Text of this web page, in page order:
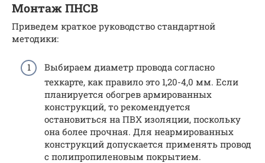
Монтаж ПНСВ
Приведем краткое руководство стандартной
методики:
Выбираем диаметр провода согласно
техкарте, как правило это 1,20-4,0 мм. Если
планируется обогрев армированных
конструкций, то рекомендуется
остановиться на ПВХ изоляции, поскольку
она более прочная. Для неармированных
конструкций допускается применять провод
с полипропиленовым покрытием.